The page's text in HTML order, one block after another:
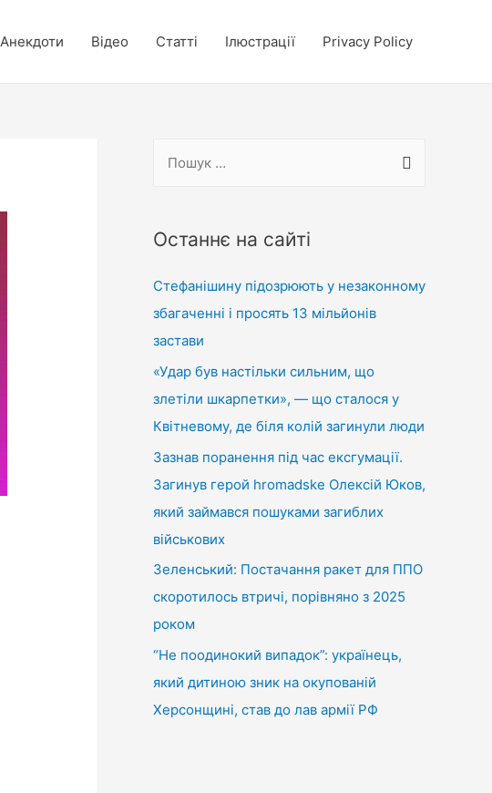
Анекдоти Відео Статті Ілюстрації Privacy Policy
у
:
Останнє на сайті
Стефанішину підозрюють у незаконному
збагаченні і просять 13 мільйонів
застави
«Удар був настільки сильним, що
злетіли шкарпетки», — що сталося у
Квітневому, де біля колій загинули люди
Зазнав поранення під час ексгумації.
Загинув герой hromadske Олексій Юков,
який займався пошуками загиблих
військових
Зеленський: Постачання ракет для ППО
скоротилось втричі, порівняно з 2025
роком
“Не поодинокий випадок”: українець,
який дитиною зник на окупованій
Херсонщині, став до лав армії РФ